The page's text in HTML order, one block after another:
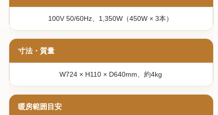
100V 50/60Hz、1,350W（450W × 3本）
寸法・質量
W724 × H110 × D640mm、約4kg
暖房範囲目安